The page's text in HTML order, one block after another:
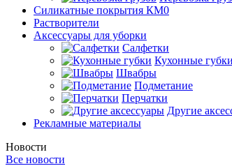
Силикатные покрытия КМ0
Растворители
Аксессуары для уборки
Салфетки
Кухонные губки
Швабры
Подметание
Перчатки
Другие
Рекламные материалы
Новости
Все новости